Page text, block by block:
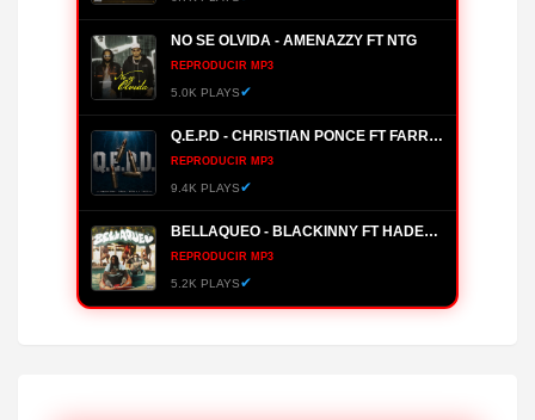
NO SE OLVIDA - AMENAZZY FT NTG
REPRODUCIR MP3
5.0K PLAYS✔
Q.E.P.D - CHRISTIAN PONCE FT FARRUKO, HANZEL LA H, FRONTI
REPRODUCIR MP3
9.4K PLAYS✔
BELLAQUEO - BLACKINNY FT HADES66
REPRODUCIR MP3
5.2K PLAYS✔